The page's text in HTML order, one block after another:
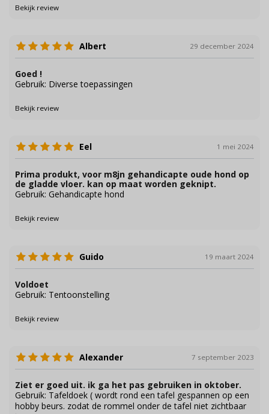
Bekijk review
Albert 29 december 2024
Goed !
Gebruik: Diverse toepassingen
Bekijk review
Eel 1 mei 2024
Prima produkt, voor m8jn gehandicapte oude hond op
de gladde vloer. kan op maat worden geknipt.
Gebruik: Gehandicapte hond
Bekijk review
Guido 19 maart 2024
Voldoet
Gebruik: Tentoonstelling
Bekijk review
Alexander 7 september 2023
Ziet er goed uit. ik ga het pas gebruiken in oktober.
Gebruik: Tafeldoek ( wordt rond een tafel gespannen op een
hobby beurs. zodat de rommel onder de tafel niet zichtbaar